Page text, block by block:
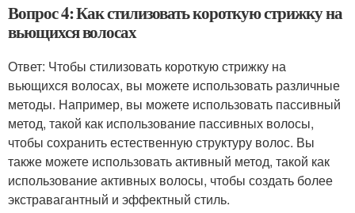
Вопрос 4: Как стилизовать короткую стрижку на
вьющихся волосах
Ответ: Чтобы стилизовать короткую стрижку на
вьющихся волосах, вы можете использовать различные
методы. Например, вы можете использовать пассивный
метод, такой как использование пассивных волосы,
чтобы сохранить естественную структуру волос. Вы
также можете использовать активный метод, такой как
использование активных волосы, чтобы создать более
экстравагантный и эффектный стиль.